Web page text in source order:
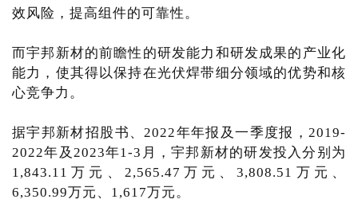
效风险，提高组件的可靠性。
而宇邦新材的前瞻性的研发能力和研发成果的产业化
能力，使其得以保持在光伏焊带细分领域的优势和核
心竞争力。
据宇邦新材招股书、2022年年报及一季度报，2019-
2022年及2023年1-3月，宇邦新材的研发投入分别为
1,843.11万元、2,565.47万元、3,808.51万元、
6,350.99万元、1,617万元。